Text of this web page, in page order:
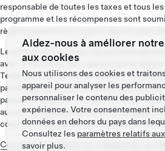
responsable de toutes les taxes et tous
programme et les récompenses sont
règlementations en vigueur dans le pays
Le parrain et l'acheteur ne peuvent pas
avec la clientèle, des représentants légaux
Tesla ou toute personne affiliée à Tesla.
parrainage ne saurait entraîner une
parrain et Tesla ou l'un des affiliés de
aucun cas représenter Tesla ou engager
conditions générales sont sujettes à
Consultez les détails sur l'éligibilité, le
Aidez-nous à améliorer
aux cookies
Nous utilisons des cookies et
appareil pour analyser les
personnaliser le contenu des
expérience. Votre consentement
données en dehors du pays dans
Consultez les paramètres relatifs
savoir plus.